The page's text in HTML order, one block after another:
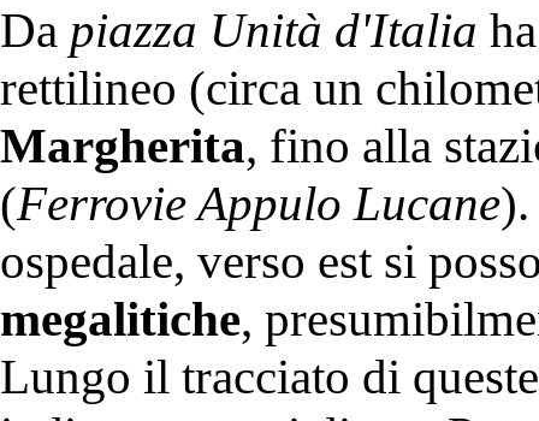
Da piazza Unità d'Italia
rettilineo (circa un
Margherita, fino alla
(Ferrovie Appulo Lucane
ospedale, verso est si
megalitiche,
Lungo il tracciato di